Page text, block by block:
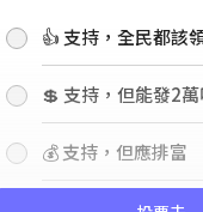
持嗎？👍 支持，全民都該
💲 支持，但能發2萬
💰 支持，但應排富